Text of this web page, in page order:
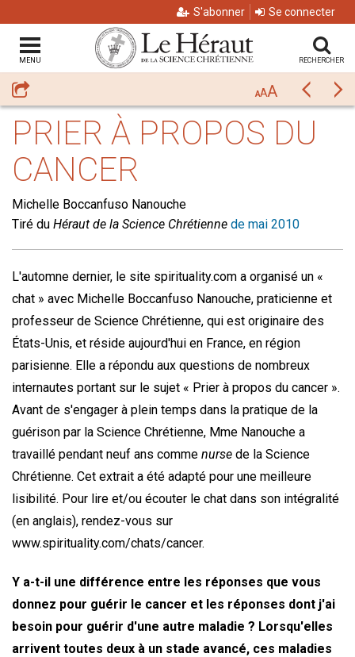
S'abonner Se connecter
MENU RECHERCHER
Partager AAA
PRIER À PROPOS DU
CANCER
Michelle Boccanfuso Nanouche
Tiré du Héraut de la Science Chrétienne de mai 2010
L'automne dernier, le site spirituality.com a organisé un «
chat » avec Michelle Boccanfuso Nanouche, praticienne et
professeur de Science Chrétienne, qui est originaire des
États-Unis, et réside aujourd'hui en France, en région
parisienne. Elle a répondu aux questions de nombreux
internautes portant sur le sujet « Prier à propos du cancer ».
Avant de s'engager à plein temps dans la pratique de la
guérison par la Science Chrétienne, Mme Nanouche a
travaillé pendant neuf ans comme nurse de la Science
Chrétienne. Cet extrait a été adapté pour une meilleure
lisibilité. Pour lire et/ou écouter le chat dans son intégralité
(en anglais), rendez-vous sur
www.spirituality.com/chats/cancer.
Y a-t-il une différence entre les réponses que vous
donnez pour guérir le cancer et les réponses dont j'ai
besoin pour guérir d'une autre maladie ? Lorsqu'elles
arrivent toutes deux à un stade avancé, ces maladies